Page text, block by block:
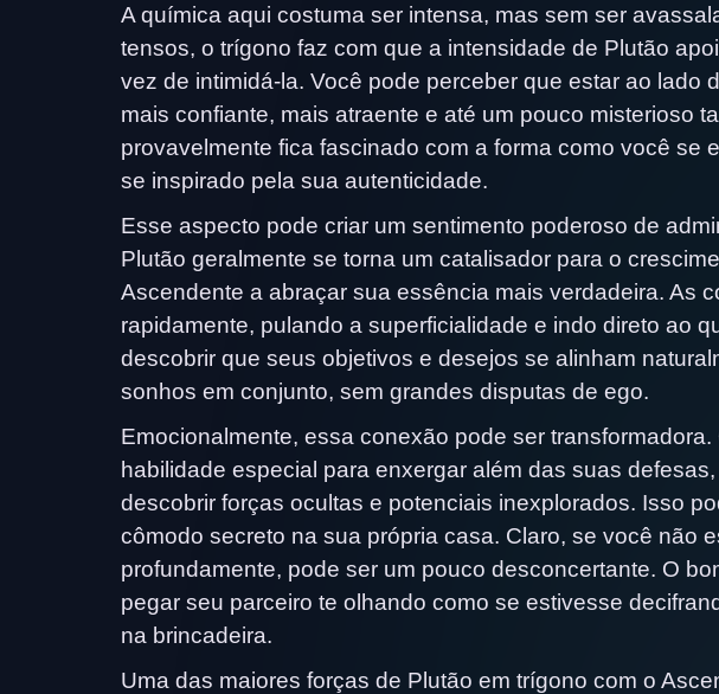
A química aqui costuma ser intensa, mas sem ser
tensos, o trígono faz com que a intensidade de Plutão
vez de intimidá-la. Você pode perceber que estar ao lado
mais confiante, mais atraente e até um pouco misterioso
provavelmente fica fascinado com a forma como você se
se inspirado pela sua autenticidade.
Esse aspecto pode criar um sentimento poderoso de
Plutão geralmente se torna um catalisador para o
Ascendente a abraçar sua essência mais verdadeira. As
rapidamente, pulando a superficialidade e indo direto ao
descobrir que seus objetivos e desejos se alinham
sonhos em conjunto, sem grandes disputas de ego.
Emocionalmente, essa conexão pode ser
habilidade especial para enxergar além das suas
descobrir forças ocultas e potenciais inexplorados. Isso
cômodo secreto na sua própria casa. Claro, se você não
profundamente, pode ser um pouco desconcertante. O
pegar seu parceiro te olhando como se estivesse
na brincadeira.
Uma das maiores forças de Plutão em trígono com o